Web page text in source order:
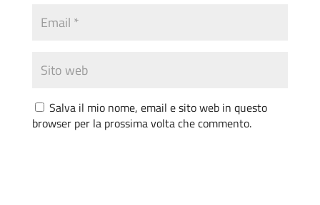
Salva il mio nome, email e sito web in questo
browser per la prossima volta che commento.